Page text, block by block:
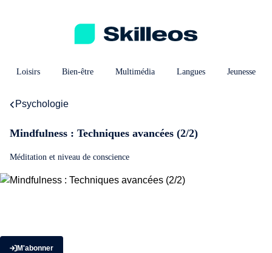
Loisirs Bien-être Multimédia Langues Jeunesse
Psychologie
Mindfulness : Techniques avancées (2/2)
Méditation et niveau de conscience
M'abonner